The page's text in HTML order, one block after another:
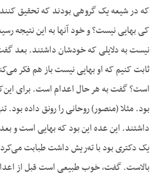
که در شیعه یک گروهی بودند که تحقیق
کی بهایی نیست؟ و خود آنها به این نتیجه
نیست به دلایلی که خودشان داشتند. بعد
ثابت کنیم که او بهایی نیست باز هم فکر
است؟ گفت به‌ هر حال اعدام است. برای
بود. مثلا (منصور) روحانی را رونق داده بود.
یک دکتری بود با ته‌ریش داشت طبابت
بالاست. گفت، خوب طبیعی است قبل از